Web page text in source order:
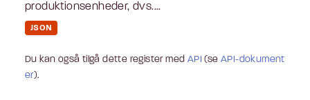
produktionsenheder, dvs....
JSON
Du kan også tilgå dette register med API (seAPI-dokument
er).